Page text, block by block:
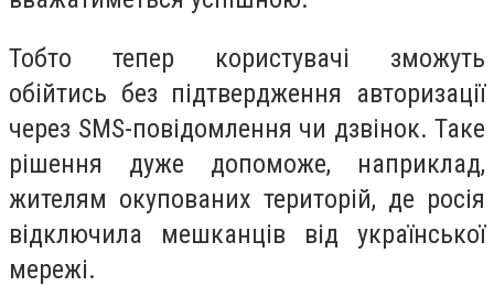
Тобто тепер користувачі зможуть
обійтись без підтвердження авторизації
через SMS-повідомлення чи дзвінок. Таке
рішення дуже допоможе, наприклад,
жителям окупованих територій, де росія
відключила мешканців від української
мережі.